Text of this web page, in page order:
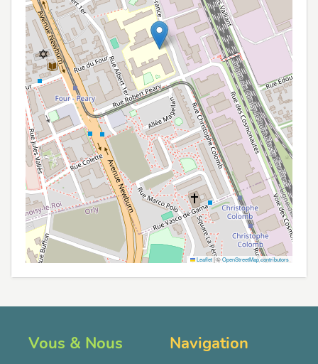
Leaflet|©OpenStreetMap contributors
Vous & Nous Navigation